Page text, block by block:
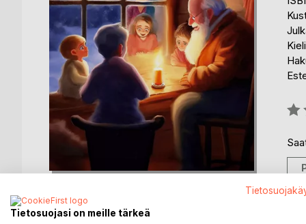
Tietosuojasi on meille tärkeä